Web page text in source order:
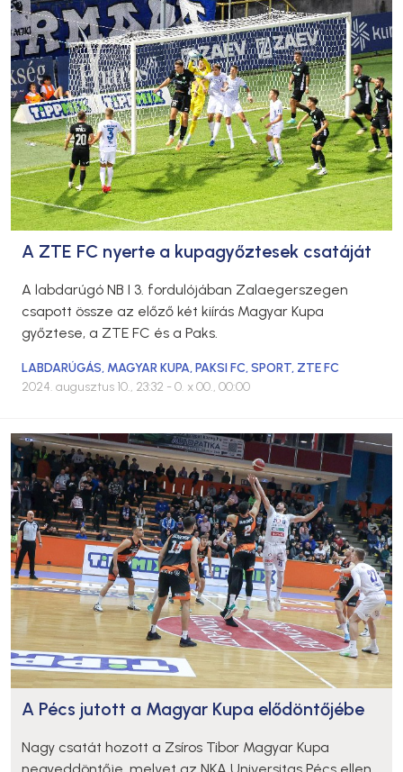
A ZTE FC nyerte a kupagyőztesek csatáját
A labdarúgó NB I 3. fordulójában Zalaegerszegen
csapott össze az előző két kiírás Magyar Kupa
győztese, a ZTE FC és a Paks.
LABDARÚGÁS, MAGYAR KUPA,PAKSI FC,SPORT, ZTE FC
2024. augusztus 10., 23:32 - 0. x 00., 00:00
A Pécs jutott a Magyar Kupa elődöntőjébe
Nagy csatát hozott a Zsíros Tibor Magyar Kupa